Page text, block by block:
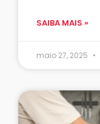
SAIBA MAIS »
maio 27, 2025